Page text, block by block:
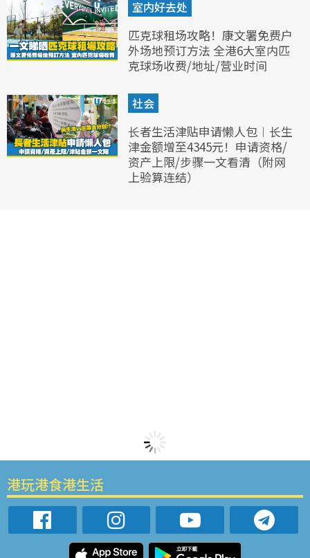
室内好去处
匹克球租场攻略！康文署免费户
外场地预订方法 全港6大室内匹
克球场收费/地址/营业时间
社会
长者生活津贴申请懒人包︱长生
津金额增至4345元！申请资格/
资产上限/步骤一文看清（附网
上验算连结）
港玩港食港生活